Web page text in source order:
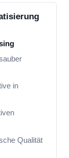
in
Qualität